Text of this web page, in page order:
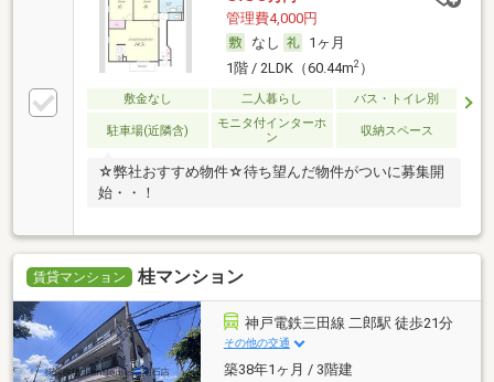
管理費4,000円
なし
1ヶ月
1階 / 2LDK（60.44m2）
敷金なし 二人暮らし バス・トイレ別
駐車場(近隣含)
モニタ付インターホ
ン
収納スペース
☆弊社おすすめ物件☆待ち望んだ物件がついに募集開
始・・！
賃貸マンション 桂マンション
神戸電鉄三田線 二郎駅 徒歩21分
その他の交通
築38年1ヶ月 / 3階建